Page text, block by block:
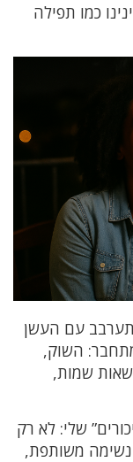
כמו תפילה
עם העשן
השוק,
שמות,
שלי: לא רק
נשימה משותפת,